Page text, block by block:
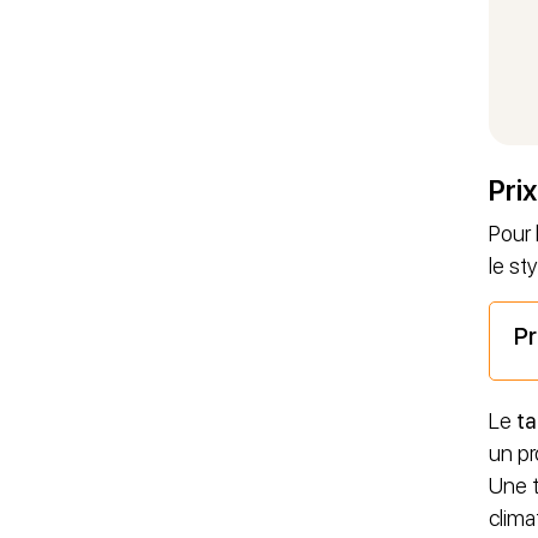
Pour
le
Le
un
Une